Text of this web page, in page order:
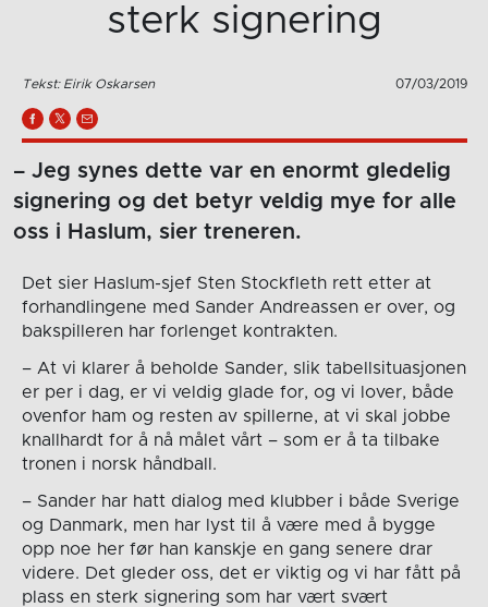
sterk signering
Tekst: Eirik Oskarsen 07/03/2019
– Jeg synes dette var en enormt gledelig
signering og det betyr veldig mye for alle
oss i Haslum, sier treneren.
Det sier Haslum-sjef Sten Stockfleth rett etter at
forhandlingene med Sander Andreassen er over, og
bakspilleren har forlenget kontrakten.
– At vi klarer å beholde Sander, slik tabellsituasjonen
er per i dag, er vi veldig glade for, og vi lover, både
ovenfor ham og resten av spillerne, at vi skal jobbe
knallhardt for å nå målet vårt – som er å ta tilbake
tronen i norsk håndball.
– Sander har hatt dialog med klubber i både Sverige
og Danmark, men har lyst til å være med å bygge
opp noe her før han kanskje en gang senere drar
videre. Det gleder oss, det er viktig og vi har fått på
plass en sterk signering som har vært svært